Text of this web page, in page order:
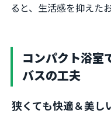
ると、生活感を抑えた
コンパクト浴室
バスの工夫
狭くても快適＆美し